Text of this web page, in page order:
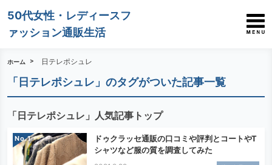
50代女性・レディースフ
ァッション通販生活
ホーム 日テレポシュレ
「日テレポシュレ」のタグがついた記事一覧
「日テレポシュレ」人気記事トップ
No.
ドゥクラッセ通販の口コミや評判とコートやT
シャツなど服の質を調査してみた